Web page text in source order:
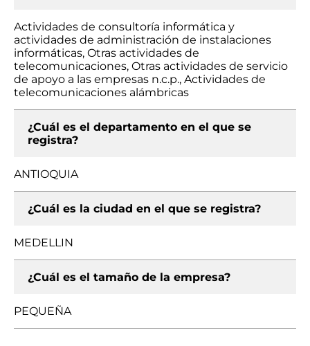
Actividades de consultoría informática y
actividades de administración de instalaciones
informáticas, Otras actividades de
telecomunicaciones, Otras actividades de servicio
de apoyo a las empresas n.c.p., Actividades de
telecomunicaciones alámbricas
¿Cuál es el departamento en el que se
registra?
ANTIOQUIA
¿Cuál es la ciudad en el que se registra?
MEDELLIN
¿Cuál es el tamaño de la empresa?
PEQUEÑA